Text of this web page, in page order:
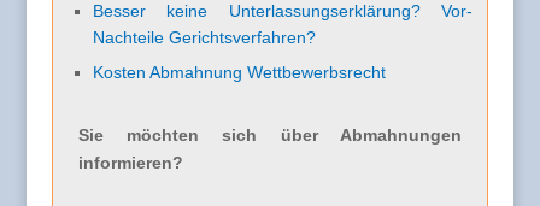
Besser keine Unterlassungserklärung? Vor-
Nachteile Gerichtsverfahren?
Kosten Abmahnung Wettbewerbsrecht
Sie möchten sich über Abmahnungen
informieren?